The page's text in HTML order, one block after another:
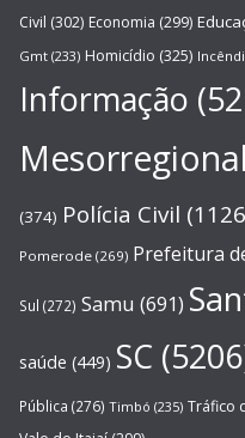
Civil (302) Economia (299)
Gmt (233) Homicídio (325)
Informação
Mesorregional
(374) Polícia Civil
Pomerode (269) Prefeitura
Sul (272) Samu (691)
saúde (449) SC
Pública (276) Timbó (235) Tráfico